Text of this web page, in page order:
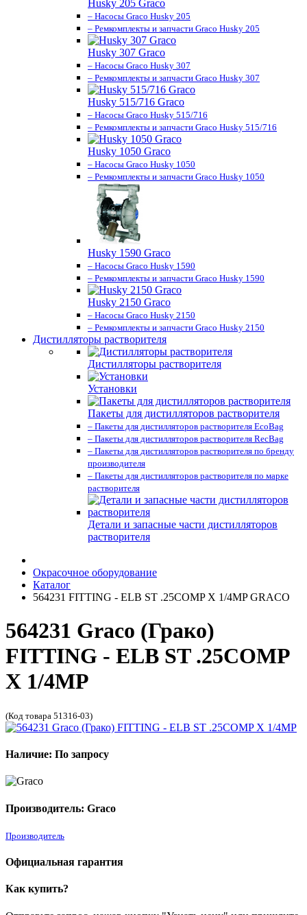
Husky 205 Graco
– Насосы Graco Husky 205
– Ремкомплекты и запчасти Graco Husky 205
Husky 307 Graco
– Насосы Graco Husky 307
– Ремкомплекты и запчасти Graco Husky 307
Husky 515/716 Graco
– Насосы Graco Husky 515/716
– Ремкомплекты и запчасти Graco Husky 515/716
Husky 1050 Graco
– Насосы Graco Husky 1050
– Ремкомплекты и запчасти Graco Husky 1050
Husky 1590 Graco
– Насосы Graco Husky 1590
– Ремкомплекты и запчасти Graco Husky 1590
Husky 2150 Graco
– Насосы Graco Husky 2150
– Ремкомплекты и запчасти Graco Husky 2150
Дистилляторы растворителя
Дистилляторы растворителя
Установки
Пакеты для дистилляторов растворителя
– Пакеты для дистилляторов растворителя EcoBag
– Пакеты для дистилляторов растворителя RecBag
– Пакеты для дистилляторов растворителя по бренду
производителя
– Пакеты для дистилляторов растворителя по марке
растворителя
Детали и запасные части дистилляторов
растворителя
Окрасочное оборудование
Каталог
564231 FITTING - ELB ST .25COMP X 1/4MP GRACO
564231 Graco (Грако)
FITTING - ELB ST .25COMP
X 1/4MP
(Код товара 51316-03)
Наличие: По запросу
Производитель: Graco
Производитель
Официальная гарантия
Как купить?